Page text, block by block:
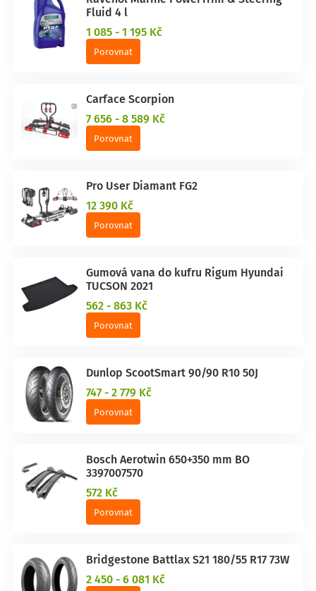
Fluid 4 l
1 085 - 1 195 Kč
Porovnat
Carface Scorpion
7 656 - 8 589 Kč
Porovnat
Pro User Diamant FG2
12 390 Kč
Porovnat
Gumová vana do kufru Rigum Hyundai
TUCSON 2021
562 - 863 Kč
Porovnat
Dunlop ScootSmart 90/90 R10 50J
747 - 2 779 Kč
Porovnat
Bosch Aerotwin 650+350 mm BO
3397007570
572 Kč
Porovnat
Bridgestone Battlax S21 180/55 R17 73W
2 450 - 6 081 Kč